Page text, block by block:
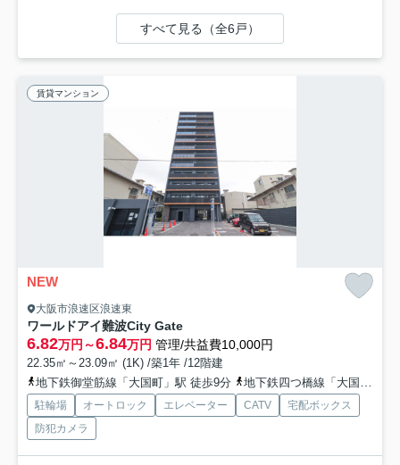
すべて見る（全6戸）
賃貸マンション
NEW
大阪市浪速区浪速東
ワールドアイ難波City Gate
6.82万円～6.84万円 管理/共益費10,000円
22.35㎡～23.09㎡ (1K) /築1年 /12階建
地下鉄御堂筋線「大国町」駅 徒歩9分
地下鉄四つ橋線「大国町」駅 徒歩9分
駐輪場 オートロック エレベーター CATV
宅配ボックス
防犯カメラ